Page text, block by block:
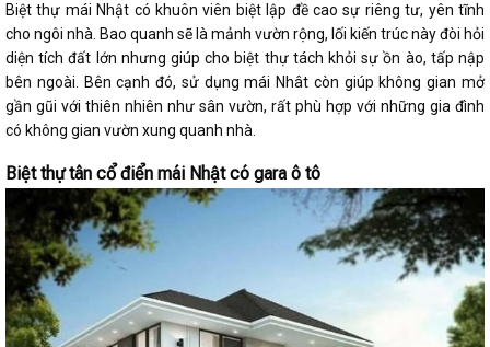
Biệt thự mái Nhật có khuôn viên biệt lập đề cao sự riêng tư, yên tĩnh
cho ngôi nhà. Bao quanh sẽ là mảnh vườn rộng, lối kiến trúc này đòi hỏi
diện tích đất lớn nhưng giúp cho biệt thự tách khỏi sự ồn ào, tấp nập
bên ngoài. Bên cạnh đó, sử dụng mái Nhât còn giúp không gian mở
gần gũi với thiên nhiên như sân vườn, rất phù hợp với những gia đình
có không gian vườn xung quanh nhà.
Biệt thự tân cổ điển mái Nhật có gara ô tô